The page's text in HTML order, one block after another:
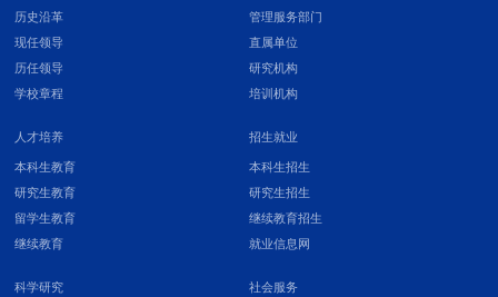
历史沿革
现任领导
历任领导
学校章程
管理服务部门
直属单位
研究机构
培训机构
人才培养
本科生教育
研究生教育
留学生教育
继续教育
招生就业
本科生招生
研究生招生
继续教育招生
就业信息网
科学研究 社会服务